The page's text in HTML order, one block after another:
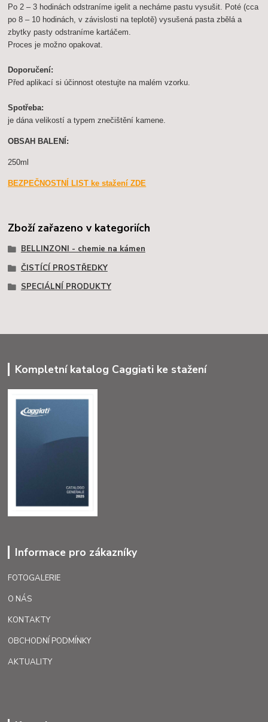
Po 2 – 3 hodinách odstraníme igelit a necháme pastu vysušit. Poté (cca
po 8 – 10 hodinách, v závislosti na teplotě) vysušená pasta zbělá a
zbytky pasty odstraníme kartáčem.
Proces je možno opakovat.
Doporučení:
Před aplikací si účinnost otestujte na malém vzorku.
Spotřeba:
je dána velikostí a typem znečištění kamene.
OBSAH BALENÍ:
250ml
BEZPEČNOSTNÍ LIST ke stažení ZDE
Zboží zařazeno v kategoriích
BELLINZONI - chemie na kámen
ČISTÍCÍ PROSTŘEDKY
SPECIÁLNÍ PRODUKTY
Kompletní katalog Caggiati ke stažení
Informace pro zákazníky
FOTOGALERIE
O NÁS
KONTAKTY
OBCHODNÍ PODMÍNKY
AKTUALITY